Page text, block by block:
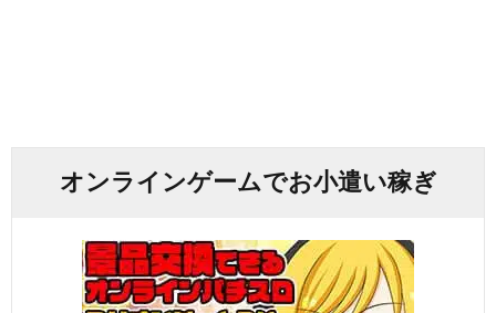
オンラインゲームでお小遣い稼ぎ